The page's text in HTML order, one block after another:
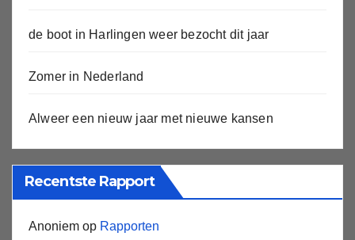
de boot in Harlingen weer bezocht dit jaar
Zomer in Nederland
Alweer een nieuw jaar met nieuwe kansen
Recentste Rapport
Anoniem op Rapporten